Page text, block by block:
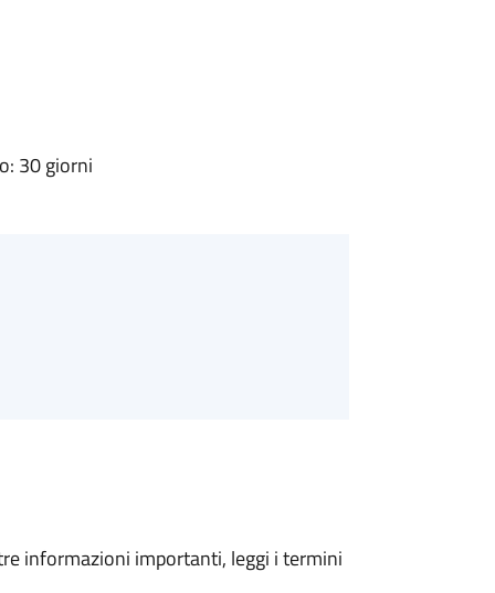
30 giorni
informazioni importanti, leggi i termini